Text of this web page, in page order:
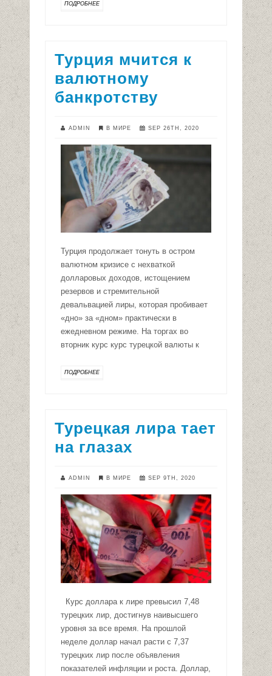
ПОДРОБНЕЕ
Турция мчится к
валютному
банкротству
ADMIN В МИРЕ SEP 26TH, 2020
Турция продолжает тонуть в остром
валютном кризисе с нехваткой
долларовых доходов, истощением
резервов и стремительной
девальвацией лиры, которая пробивает
«дно» за «дном» практически в
ежедневном режиме. На торгах во
вторник курс курс турецкой валюты к
ПОДРОБНЕЕ
Турецкая лира тает
на глазах
ADMIN В МИРЕ SEP 9TH, 2020
Курс доллара к лире превысил 7,48
турецких лир, достигнув наивысшего
уровня за все время. На прошлой
неделе доллар начал расти с 7,37
турецких лир после объявления
показателей инфляции и роста. Доллар,